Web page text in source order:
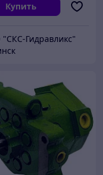
Купить
Гидравликс"